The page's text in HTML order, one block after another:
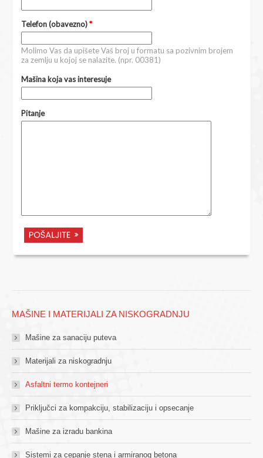
MAŠINE I MATERIJALI ZA NISKOGRADNJU
Mašine za sanaciju puteva
Materijali za niskogradnju
Asfaltni termo kontejneri
Priključci za kompakciju, stabilizaciju i opsecanje
Mašine za izradu bankina
Sistemi za cepanje stena i armiranog betona